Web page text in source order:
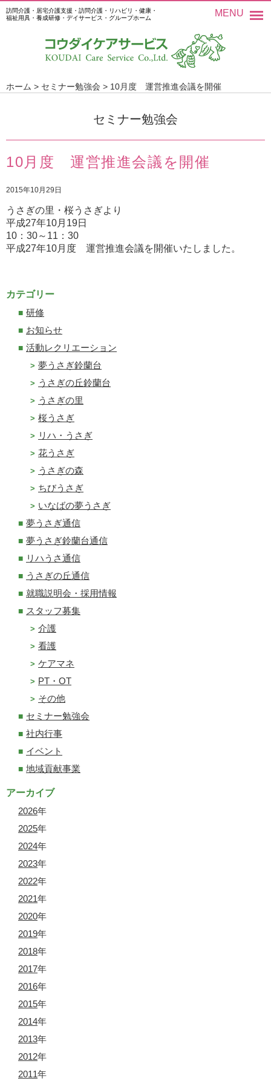
訪問介護・居宅介護支援・訪問介護・リハビリ・健康・
福祉用具・養成研修・デイサービス・グループホーム
MENU
ホーム > セミナー勉強会 > 10月度 運営推進会議を開催
セミナー勉強会
10月度 運営推進会議を開催
2015年10月29日
うさぎの里・桜うさぎより
平成27年10月19日
10：30～11：30
平成27年10月度 運営推進会議を開催いたしました。
カテゴリー
研修
お知らせ
活動レクリエーション
夢うさぎ鈴蘭台
うさぎの丘鈴蘭台
うさぎの里
桜うさぎ
リハ・うさぎ
花うさぎ
うさぎの森
ちびうさぎ
いなばの夢うさぎ
夢うさぎ通信
夢うさぎ鈴蘭台通信
リハうさ通信
うさぎの丘通信
就職説明会・採用情報
スタッフ募集
介護
看護
ケアマネ
PT・OT
その他
セミナー勉強会
社内行事
イベント
地域貢献事業
アーカイブ
2026年
2025年
2024年
2023年
2022年
2021年
2020年
2019年
2018年
2017年
2016年
2015年
2014年
2013年
2012年
2011年